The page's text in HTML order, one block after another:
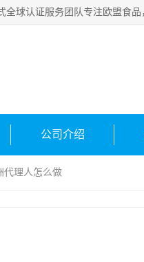
公司介绍
代理人怎么做